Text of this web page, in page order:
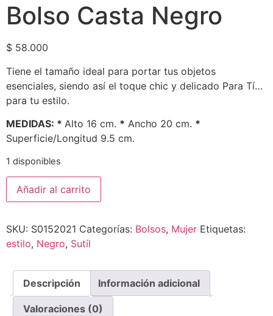
Bolso Casta Negro
$ 58.000
Tiene el tamaño ideal para portar tus objetos
esenciales, siendo así el toque chic y delicado Para Tí…
para tu estilo.
MEDIDAS: * Alto 16 cm. * Ancho 20 cm. *
Superficie/Longitud 9.5 cm.
1 disponibles
Añadir al carrito
SKU: S0152021 Categorías: Bolsos, Mujer Etiquetas:
estilo, Negro, Sutíl
Descripción Información adicional
Valoraciones (0)